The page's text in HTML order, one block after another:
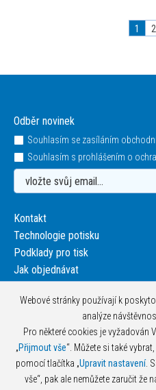
1 2
Webové stránky používají k
analýze
Pro některé cookies je vyžadován
„Přijmout vše“. Můžete si také
pomocí tlačítka „Upravit nastavení.
vše“, pak ale nemůžete zaručit že
Odběr novinek
Souhlasím se zasíláním
Souhlasím s prohlášením o
Kontakt
Technologie potisku
Podklady pro tisk
Jak objednávat